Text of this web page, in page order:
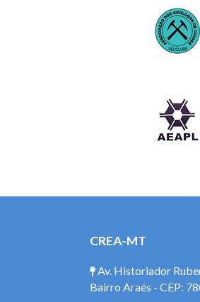
CREA-MT
Av. Historiador
Bairro Araés - CEP: